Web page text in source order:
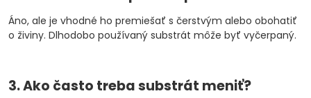
Áno, ale je vhodné ho premiešať s čerstvým alebo obohatiť
o živiny. Dlhodobo používaný substrát môže byť vyčerpaný.
3. Ako často treba substrát meniť?